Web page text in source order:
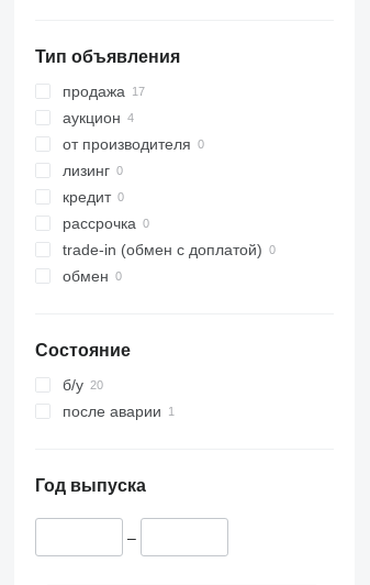
Тип объявления
продажа
аукцион
от производителя
лизинг
кредит
рассрочка
trade-in (обмен с доплатой)
обмен
Состояние
б/у
после аварии
Год выпуска
–